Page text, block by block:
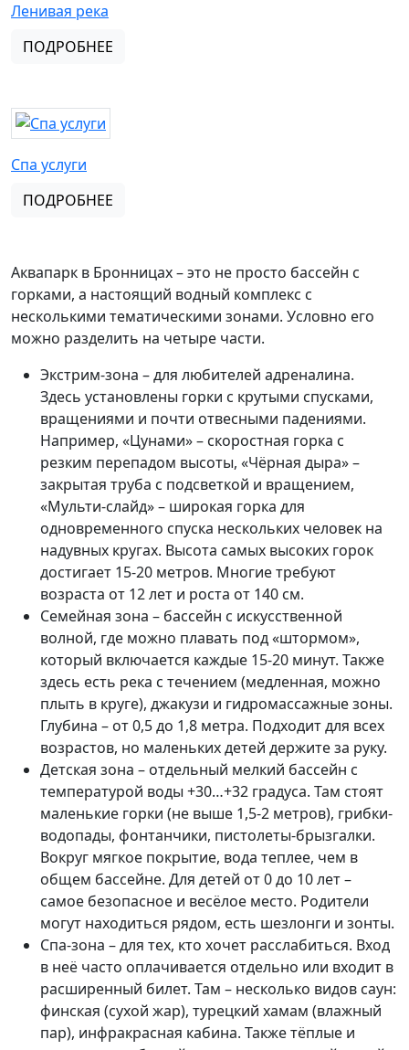
Ленивая река
ПОДРОБНЕЕ
Спа услуги
ПОДРОБНЕЕ
Аквапарк в Бронницах – это не просто бассейн с
горками, а настоящий водный комплекс с
несколькими тематическими зонами. Условно его
можно разделить на четыре части.
Экстрим-зона – для любителей адреналина.
Здесь установлены горки с крутыми спусками,
вращениями и почти отвесными падениями.
Например, «Цунами» – скоростная горка с
резким перепадом высоты, «Чёрная дыра» –
закрытая труба с подсветкой и вращением,
«Мульти-слайд» – широкая горка для
одновременного спуска нескольких человек на
надувных кругах. Высота самых высоких горок
достигает 15-20 метров. Многие требуют
возраста от 12 лет и роста от 140 см.
Семейная зона – бассейн с искусственной
волной, где можно плавать под «штормом»,
который включается каждые 15-20 минут. Также
здесь есть река с течением (медленная, можно
плыть в круге), джакузи и гидромассажные зоны.
Глубина – от 0,5 до 1,8 метра. Подходит для всех
возрастов, но маленьких детей держите за руку.
Детская зона – отдельный мелкий бассейн с
температурой воды +30…+32 градуса. Там стоят
маленькие горки (не выше 1,5-2 метров), грибки-
водопады, фонтанчики, пистолеты-брызгалки.
Вокруг мягкое покрытие, вода теплее, чем в
общем бассейне. Для детей от 0 до 10 лет –
самое безопасное и весёлое место. Родители
могут находиться рядом, есть шезлонги и зонты.
Спа-зона – для тех, кто хочет расслабиться. Вход
в неё часто оплачивается отдельно или входит в
расширенный билет. Там – несколько видов саун:
финская (сухой жар), турецкий хамам (влажный
пар), инфракрасная кабина. Также тёплые и